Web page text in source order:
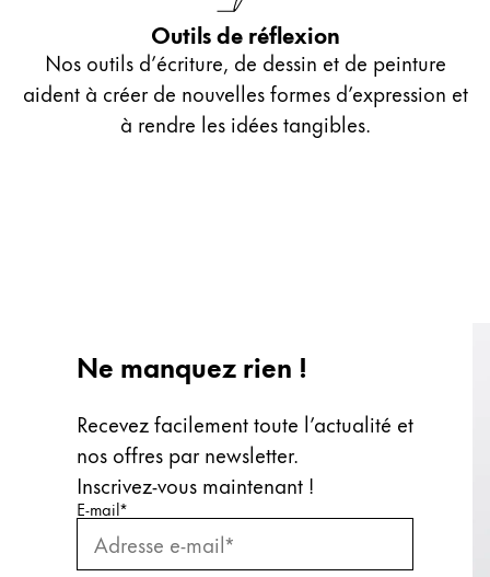
Outils de réflexion
Nos outils d’écriture, de dessin et de peinture
aident à créer de nouvelles formes d’expression et
à rendre les idées tangibles.
Ne manquez rien !
Recevez facilement toute l’actualité et
nos offres par newsletter.
Inscrivez‑vous maintenant !
Saisissez votre e-mail
E-mail*
Saisissez votre e-mail pour vous abonner
S’abonner